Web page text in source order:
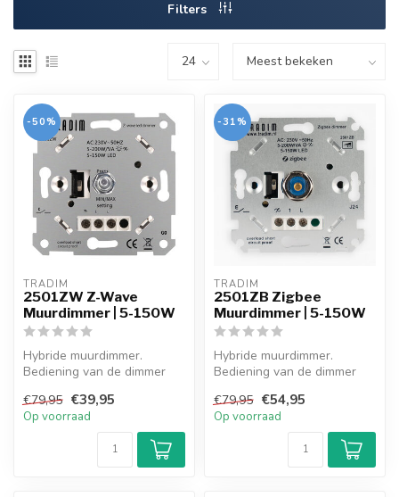
Filters
-50%
TRADIM
2501ZW Z-Wave
Muurdimmer | 5-150W
Hybride muurdimmer.
Bediening van de dimmer
Wave). Ges...
€79,95 €39,95
Op voorraad
-31%
TRADIM
2501ZB Zigbee
Muurdimmer | 5-150W
Hybride muurdimmer.
Bediening van de dimmer
(Zigbee). Ges...
€79,95 €54,95
Op voorraad